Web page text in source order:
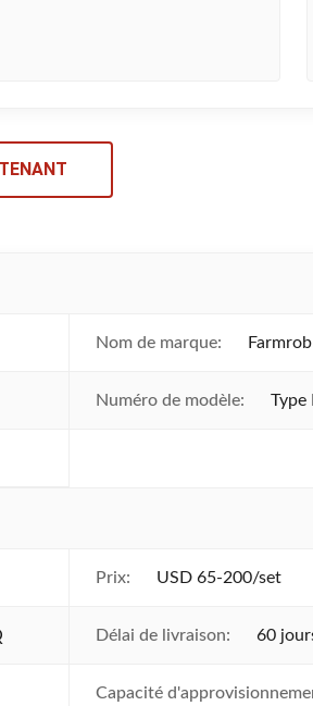
Nom de marque: Farmrob
Numéro de modèle: Type
Prix: USD 65-200/set
Délai de livraison: 60
Capacité